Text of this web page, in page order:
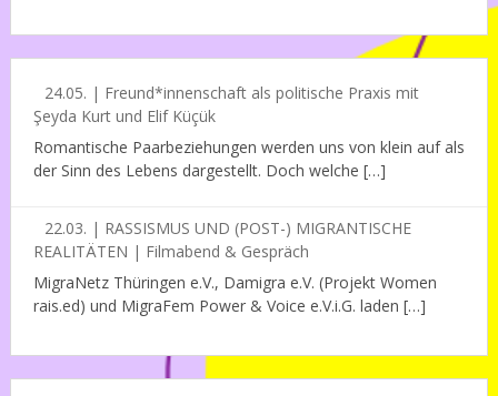
24.05. | Freund*innenschaft als politische Praxis mit
Şeyda Kurt und Elif Küçük
Romantische Paarbeziehungen werden uns von klein auf als
der Sinn des Lebens dargestellt. Doch welche […]
22.03. | RASSISMUS UND (POST-) MIGRANTISCHE
REALITÄTEN | Filmabend & Gespräch
MigraNetz Thüringen e.V., Damigra e.V. (Projekt Women
rais.ed) und MigraFem Power & Voice e.V.i.G. laden […]